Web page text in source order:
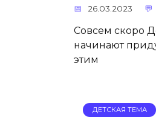
26.03.2023
Совсем скоро
начинают
этим
ДЕТСКАЯ ТЕМА